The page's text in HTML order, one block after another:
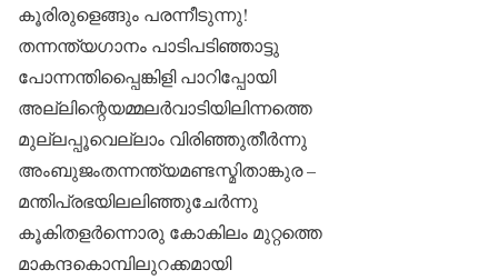
കൂരിരുളെങ്ങും പരന്നീടുന്നു!
തന്നന്ത്യഗാനം പാടിപടിഞ്ഞാട്ടു
പോന്നന്തിപ്പൈങ്കിളി പാറിപ്പോയി
അല്ലിന്റെയമ്മലർവാടിയിലിന്നത്തെ
മുല്ലപ്പൂവെല്ലാം വിരിഞ്ഞുതീർന്നു
അംബുജംതന്നന്ത്യമണ്ടസ്മിതാങ്കുര –
മന്തിപ്രഭയിലലിഞ്ഞുചേർന്നു
കൂകിതളർന്നൊരു കോകിലം മുറ്റത്തെ
മാകന്ദകൊമ്പിലുറക്കമായി